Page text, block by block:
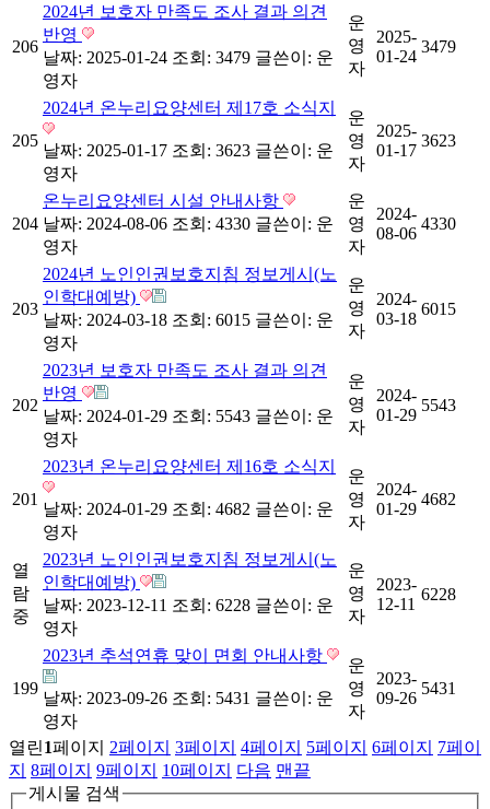
206
2024년 보호자 만족도 조사 결과 의견
반영
날짜: 2025-01-24 조회: 3479 글쓴이: 운
영자
운
영
자
2025-
01-24
3479
205
2024년 온누리요양센터 제17호 소식지
날짜: 2025-01-17 조회: 3623 글쓴이: 운
영자
운
영
자
2025-
01-17
3623
204
온누리요양센터 시설 안내사항
날짜: 2024-08-06 조회: 4330 글쓴이: 운
영자
운
영
자
2024-
08-06
4330
203
2024년 노인인권보호지침 정보게시(노
인학대예방)
날짜: 2024-03-18 조회: 6015 글쓴이: 운
영자
운
영
자
2024-
03-18
6015
202
2023년 보호자 만족도 조사 결과 의견
반영
날짜: 2024-01-29 조회: 5543 글쓴이: 운
영자
운
영
자
2024-
01-29
5543
201
2023년 온누리요양센터 제16호 소식지
날짜: 2024-01-29 조회: 4682 글쓴이: 운
영자
운
영
자
2024-
01-29
4682
열
람
중
2023년 노인인권보호지침 정보게시(노
인학대예방)
날짜: 2023-12-11 조회: 6228 글쓴이: 운
영자
운
영
자
2023-
12-11
6228
199
2023년 추석연휴 맞이 면회 안내사항
날짜: 2023-09-26 조회: 5431 글쓴이: 운
영자
운
영
자
2023-
09-26
5431
열린1페이지 2페이지 3페이지 4페이지 5페이지 6페이지 7페이
지 8페이지 9페이지 10페이지 다음 맨끝
게시물 검색